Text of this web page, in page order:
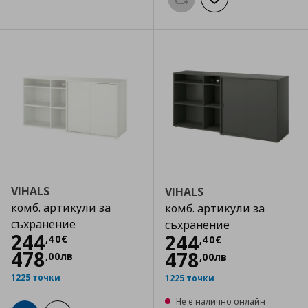
Προσθήκη στο καλάθι
Добави към
VIHALS
комб. артикули за
съхранение
244,40€
Цена244,40 €
478,00лв
1225 точки
VIHALS
комб. артикули за
съхранение
244,40€
Цена244,40 €
478,00лв
1225 точки
Не е налично онлайн